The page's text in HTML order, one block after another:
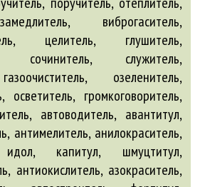
виброгаситель,
целитель, глушитель,
сочинитель, служитель,
озеленитель,
осветитель, громкоговоритель,
автоводитель, авантитул,
, антимелитель, анилокраситель,
капитул, шмуцтитул,
, антиокислитель, азокраситель,